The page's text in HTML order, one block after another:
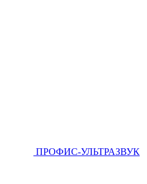
ПРОФИС-УЛЬТРАЗВУК